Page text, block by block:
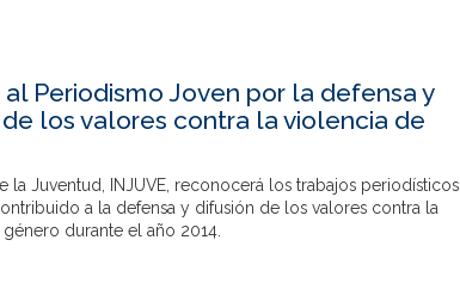
al Periodismo Joven por la defensa y
los valores contra la violencia de
la Juventud, INJUVE, reconocerá los trabajos periodísticos
a la defensa y difusión de los valores contra la
durante el año 2014.